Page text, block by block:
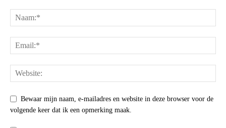
Bewaar mijn naam, e-mailadres en website in deze browser voor de
volgende keer dat ik een opmerking maak.